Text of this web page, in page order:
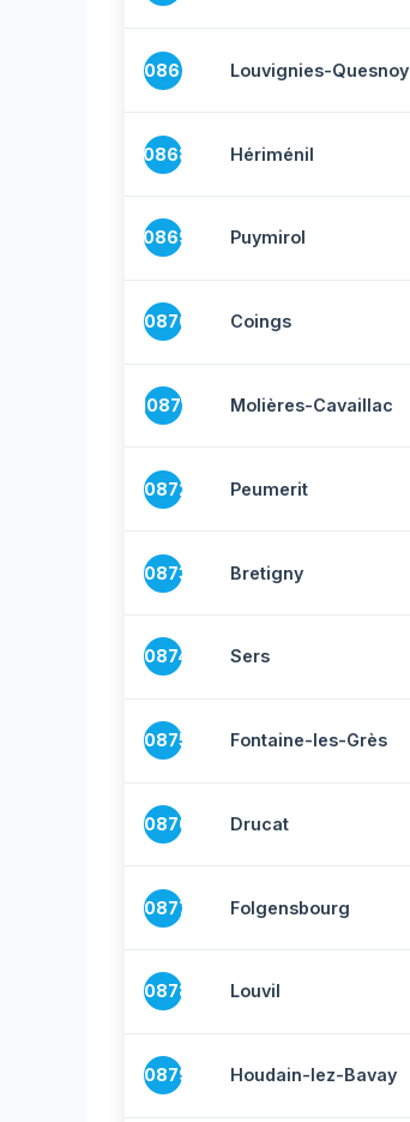
10867 Louvignies-Quesnoy
10868 Hériménil
10869 Puymirol
10870 Coings
10871 Molières-Cavaillac
10872 Peumerit
10873 Bretigny
10874 Sers
10875 Fontaine-les-Grès
10876 Drucat
10877 Folgensbourg
10878 Louvil
10879 Houdain-lez-Bavay